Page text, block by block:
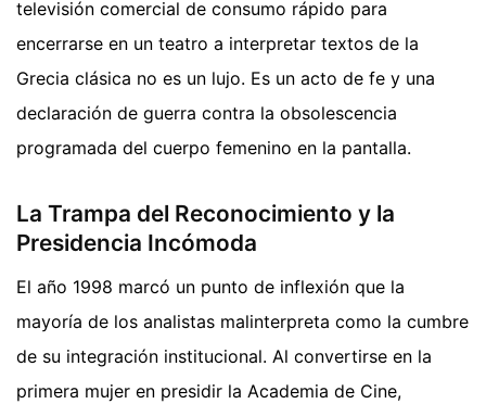
televisión comercial de consumo rápido para
encerrarse en un teatro a interpretar textos de la
Grecia clásica no es un lujo. Es un acto de fe y una
declaración de guerra contra la obsolescencia
programada del cuerpo femenino en la pantalla.
La Trampa del Reconocimiento y la
Presidencia Incómoda
El año 1998 marcó un punto de inflexión que la
mayoría de los analistas malinterpreta como la cumbre
de su integración institucional. Al convertirse en la
primera mujer en presidir la Academia de Cine,